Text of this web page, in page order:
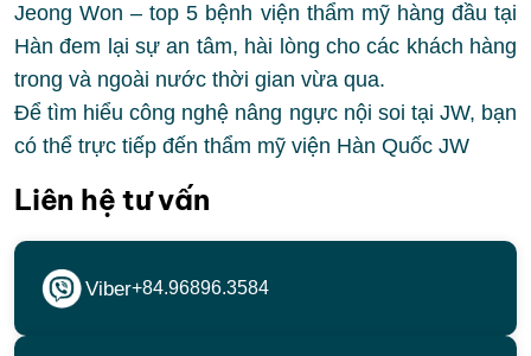
Jeong Won – top 5 bệnh viện thẩm mỹ hàng đầu tại
Hàn đem lại sự an tâm, hài lòng cho các khách hàng
trong và ngoài nước thời gian vừa qua.
Để tìm hiểu công nghệ nâng ngực nội soi tại JW, bạn
có thể trực tiếp đến thẩm mỹ viện Hàn Quốc JW
Liên hệ tư vấn
Viber+84.96896.3584